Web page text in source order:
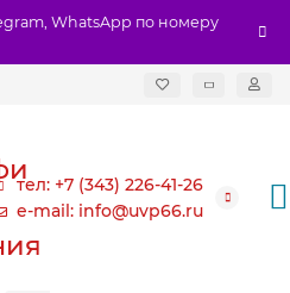
WhatsApp по номеру
тел: +7 (343) 226-41-26
e-mail: info@uvp66.ru